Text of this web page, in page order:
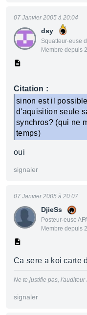
dsy
Squatteur·euse
Membre depuis
07 Janvier 2005 à 20:04
Citation :
sinon est il
d'aquisition seule
synchros? (qui ne
temps)
oui
signaler
DjieSs
Posteur·euse
Membre depuis
07 Janvier 2005 à 20:07
Ca sere a koi carte
Ne te justifie pas,
signaler